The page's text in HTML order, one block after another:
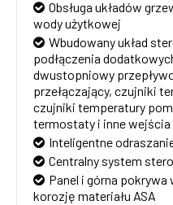
Obsługa układów
wody użytkowej
Wbudowany układ
podłączenia
dwustopniowy
przełączający, czujniki
czujniki temperatury
termostaty i inne
Inteligentne
Centralny system
Panel i górna pokrywa
korozję materiału ASA